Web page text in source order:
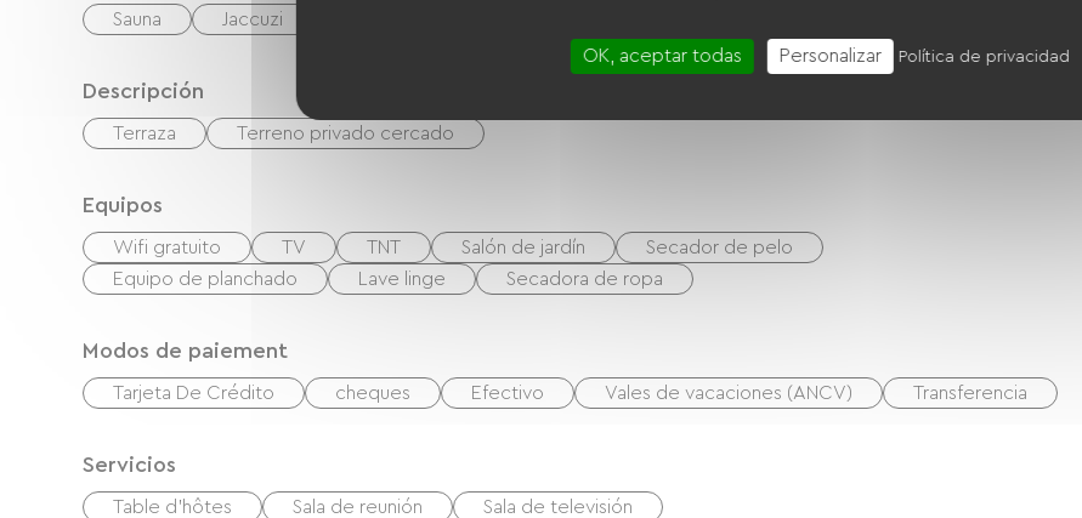
Sauna Jaccuzi
Descripción
Terraza Terreno privado cercado
Equipos
Wifi gratuito TV TNT Salón de jardín
Secador de pelo
Equipo de planchado
Lave linge Secadora de ropa
Modos de paiement
Tarjeta De Crédito cheques Efectivo Vales de vacaciones (ANCV) Transferencia
Servicios
Table d'hôtes Sala de reunión Sala de televisión
OK, aceptar todas Personalizar Política de privacidad